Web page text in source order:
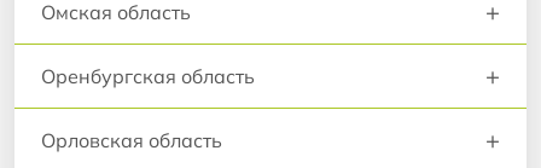
Омская область +
Оренбургская область +
Орловская область +